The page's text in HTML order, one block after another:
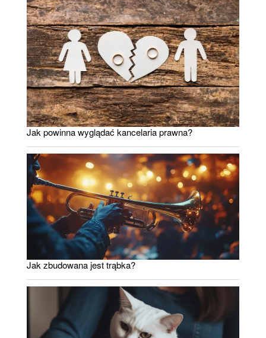
Jak powinna wyglądać kancelaria prawna?
Jak zbudowana jest trąbka?